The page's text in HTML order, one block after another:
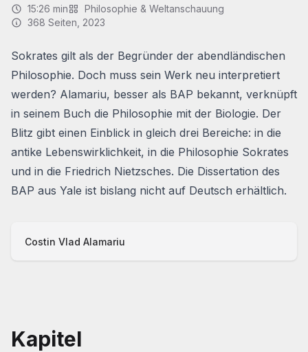
15:26 min
Philosophie & Weltanschauung
368 Seiten , 2023
Sokrates gilt als der Begründer der abendländischen
Philosophie. Doch muss sein Werk neu interpretiert
werden? Alamariu, besser als BAP bekannt, verknüpft
in seinem Buch die Philosophie mit der Biologie. Der
Blitz gibt einen Einblick in gleich drei Bereiche: in die
antike Lebenswirklichkeit, in die Philosophie Sokrates
und in die Friedrich Nietzsches. Die Dissertation des
BAP aus Yale ist bislang nicht auf Deutsch erhältlich.
Costin Vlad Alamariu
Kapitel